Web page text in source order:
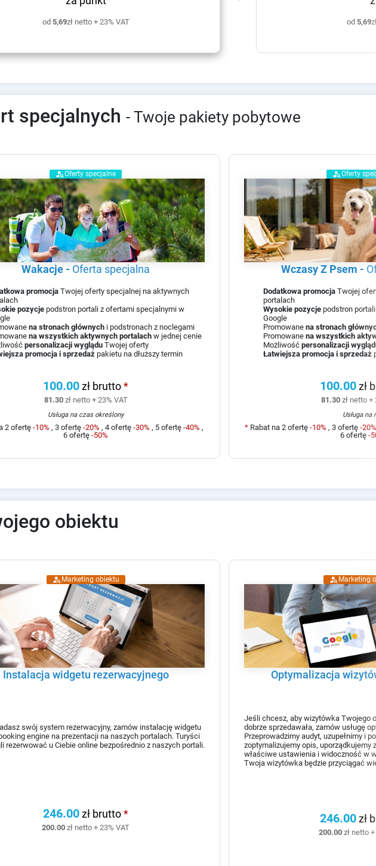
od 5,69zł netto + 23% VAT od 5,69
specjalnych - Twoje pakiety pobytowe
person_searchOferty specjalne
Wakacje - oferta specjalna
promocjaTwojej oferty specjalnej na aktywnych
pozycjepodstron portali z ofertami specjalnymi w
na stronach głównychi podstronach z noclegami
na wszystkich aktywnych portalachw jednej cenie
personalizacji wygląduTwojej oferty
promocja i sprzedaż pakietu na dłuższy termin
100.00zł brutto*
81.30zł netto + 23% VAT
Usługa na czas określony
2 ofertę-10% , 3 ofertę-20% , 4 ofertę-30% , 5 ofertę-40% ,
6 ofertę-50%
person_searchOferty
Wczasy Z Psem -
Dodatkowa promocjaTwojej
portalach
Wysokie pozycjepodstron
Google
Promowane na stronach
Promowanena wszystkich
Możliwość personalizacji
Łatwiejsza promocja i sprzedaż
100.00zł
81.30zł netto +
Usługa na
* Rabat na 2 ofertę-10% , 3 ofertę-20%
6 ofertę-
obiektu
person_search Marketing obiektu
instalacja widgetu rezerwacyjnego
swój system rezerwacyjny, zamów instalację widgetu
engine na prezentacji na naszych portalach. Turyści
rezerwować u Ciebie online bezpośrednio z naszych portali.
246.00zł brutto*
200.00 zł netto + 23% VAT
person_search Marketing
optymalizacja
Jeśli chcesz, aby wizytówka Twojego
dobrze sprzedawała, zamów usługę
Przeprowadzimy audyt, uzupełnimy i
zoptymalizujemy opis, uporządkujemy
właściwe ustawienia i widoczność w
Twoja wizytówka będzie przyciągać
246.00zł
200.00 zł netto